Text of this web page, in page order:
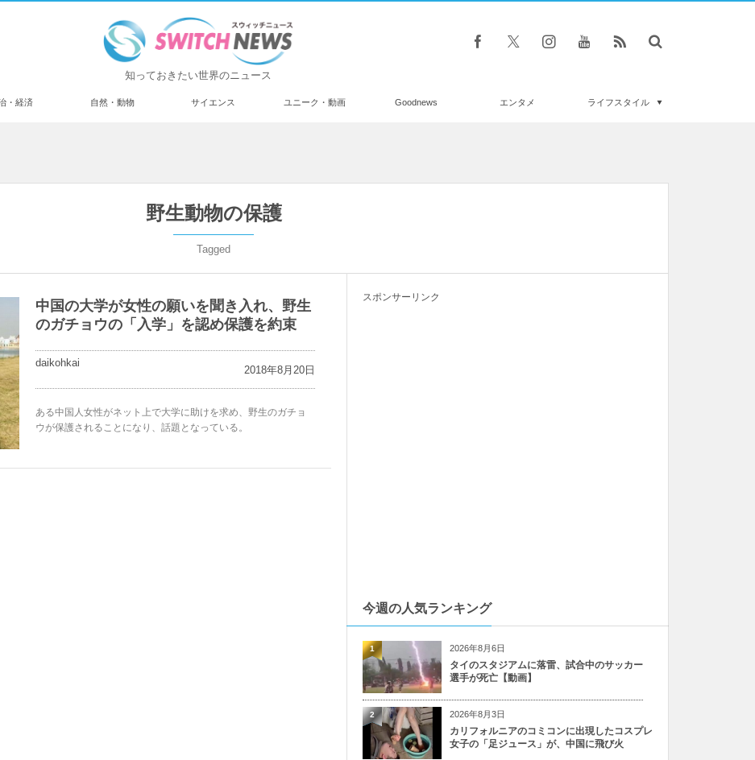
知っておきたい世界のニュース
・経済 自然・動物 サイエンス ユニーク・動画 Goodnews エンタメ ライフスタイル
野生動物の保護
Tagged
中国の大学が女性の願いを聞き入れ、野生
のガチョウの「入学」を認め保護を約束
daikohkai
2018年8月20日
ある中国人女性がネット上で大学に助けを求め、野生のガチョ
ウが保護されることになり、話題となっている。
スポンサーリンク
今週の人気ランキング
2026年8月6日
タイのスタジアムに落雷、試合中のサッカー
選手が死亡【動画】
1
2026年8月3日
カリフォルニアのコミコンに出現したコスプレ
女子の「足ジュース」が、中国に飛び火
2